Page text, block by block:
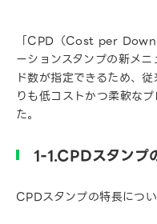
「CPD（Cost per
ーションスタンプの新メ
ド数が指定できるため、
りも低コストかつ柔軟な
た。
1-1.CPDスタンプ
CPDスタンプの特長につい